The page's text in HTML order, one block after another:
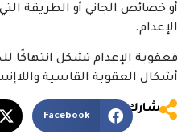
أو خصائص الجاني أو الطريقة
الإعدام.
فعقوبة الإعدام تشكل انتهاكًا
أشكال العقوبة القاسية
شارك
Facebook